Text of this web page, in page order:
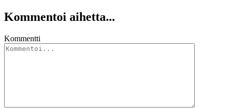
Kommentoi aihetta...
Kommentti